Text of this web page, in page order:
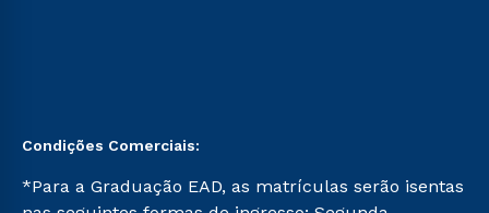
Condições Comerciais:
*Para a Graduação EAD, as matrículas serão isentas